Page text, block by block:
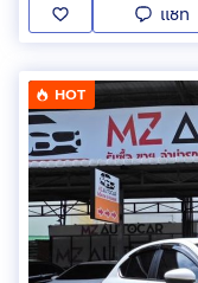
แชท
HOT